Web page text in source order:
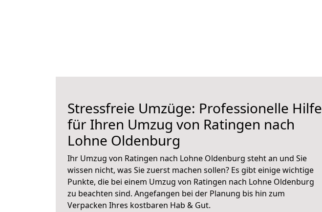
Stressfreie Umzüge: Professionelle Hilfe
für Ihren Umzug von Ratingen nach
Lohne Oldenburg
Ihr Umzug von Ratingen nach Lohne Oldenburg steht an und Sie
wissen nicht, was Sie zuerst machen sollen? Es gibt einige wichtige
Punkte, die bei einem Umzug von Ratingen nach Lohne Oldenburg
zu beachten sind. Angefangen bei der Planung bis hin zum
Verpacken Ihres kostbaren Hab & Gut.